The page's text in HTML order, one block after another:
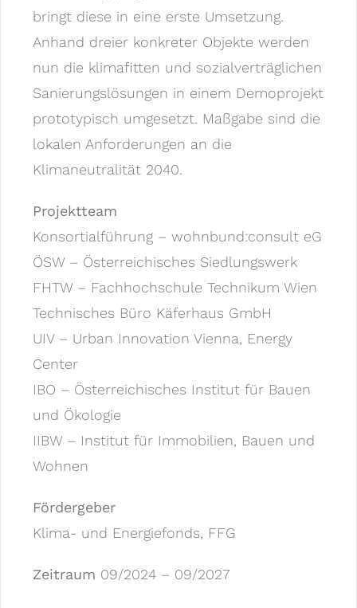
bringt diese in eine erste Umsetzung.
Anhand dreier konkreter Objekte werden
nun die klimafitten und sozialverträglichen
Sanierungslösungen in einem Demoprojekt
prototypisch umgesetzt. Maßgabe sind die
lokalen Anforderungen an die
Klimaneutralität 2040.
Projektteam
Konsortialführung – wohnbund:consult eG
ÖSW – Österreichisches Siedlungswerk
FHTW – Fachhochschule Technikum Wien
Technisches Büro Käferhaus GmbH
UIV – Urban Innovation Vienna, Energy
Center
IBO – Österreichisches Institut für Bauen
und Ökologie
IIBW – Institut für Immobilien, Bauen und
Wohnen
Fördergeber
Klima- und Energiefonds, FFG
Zeitraum 09/2024 – 09/2027